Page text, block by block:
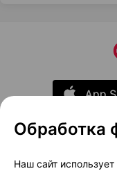
О
Обработка
Наш сайт